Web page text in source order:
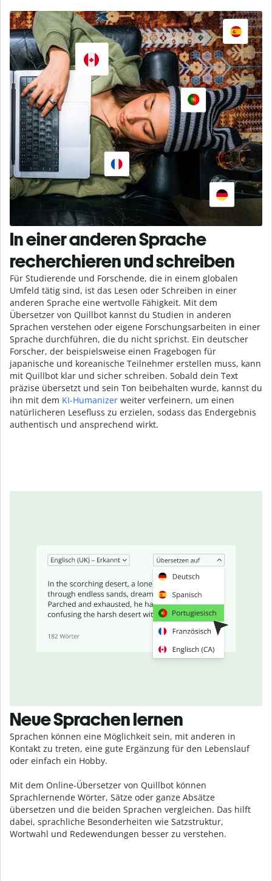
In einer anderen Sprache
recherchieren und schreiben
Für Studierende und Forschende, die in einem globalen
Umfeld tätig sind, ist das Lesen oder Schreiben in einer
anderen Sprache eine wertvolle Fähigkeit. Mit dem
Übersetzer von Quillbot kannst du Studien in anderen
Sprachen verstehen oder eigene Forschungsarbeiten in einer
Sprache durchführen, die du nicht sprichst. Ein deutscher
Forscher, der beispielsweise einen Fragebogen für
japanische und koreanische Teilnehmer erstellen muss, kann
mit Quillbot klar und sicher schreiben. Sobald dein Text
präzise übersetzt und sein Ton beibehalten wurde, kannst du
ihn mit dem KI-Humanizer weiter verfeinern, um einen
natürlicheren Lesefluss zu erzielen, sodass das Endergebnis
authentisch und ansprechend wirkt.
Neue Sprachen lernen
Sprachen können eine Möglichkeit sein, mit anderen in
Kontakt zu treten, eine gute Ergänzung für den Lebenslauf
oder einfach ein Hobby.
Mit dem Online-Übersetzer von Quillbot können
Sprachlernende Wörter, Sätze oder ganze Absätze
übersetzen und die beiden Sprachen vergleichen. Das hilft
dabei, sprachliche Besonderheiten wie Satzstruktur,
Wortwahl und Redewendungen besser zu verstehen.